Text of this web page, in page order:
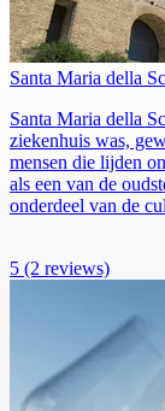
Santa Maria della
Santa Maria della
ziekenhuis was,
mensen die lijden
als een van de
onderdeel van de
5 (2 reviews)